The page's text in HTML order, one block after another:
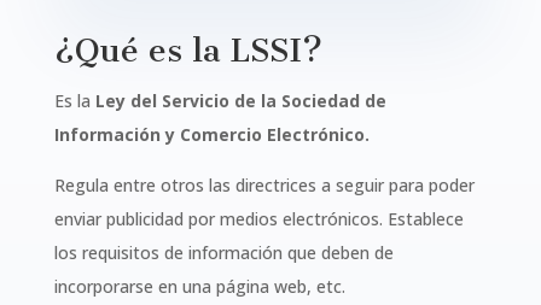
¿Qué es la LSSI?
Es la Ley del Servicio de la Sociedad de
Información y Comercio Electrónico.
Regula entre otros las directrices a seguir para poder
enviar publicidad por medios electrónicos. Establece
los requisitos de información que deben de
incorporarse en una página web, etc.